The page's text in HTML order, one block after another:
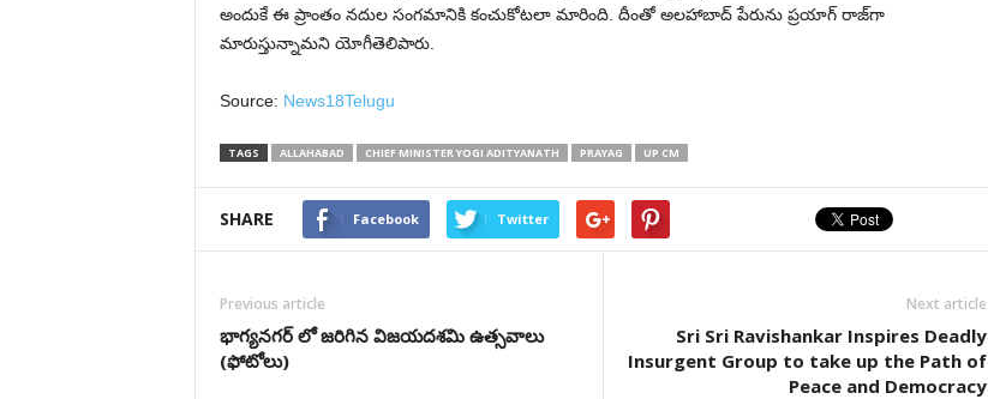
అందుకే ఈ ప్రాంతం నదుల సంగమానికి కంచుకోటలా మారింది. దీంతో అలహాబాద్ పేరును ప్రయాగ్ రాజ్‌గా
మారుస్తున్నామని యోగీతెలిపారు.
Source: News18Telugu
TAGS ALLAHABAD CHIEF MINISTER YOGI ADITYANATH PRAYAG UP CM
SHARE Facebook Twitter
Previous article
భాగ్యనగర్ లో జరిగిన విజయదశమి ఉత్సవాలు
(ఫోటోలు)
Next article
Sri Sri Ravishankar Inspires Deadly
Insurgent Group to take up the Path of
Peace and Democracy